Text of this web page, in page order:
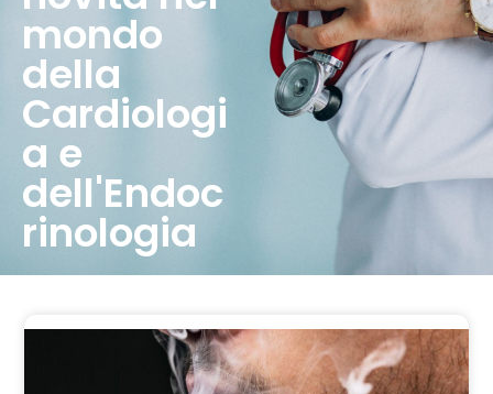
mondo
della
Cardiologi
a e
dell'Endoc
rinologia